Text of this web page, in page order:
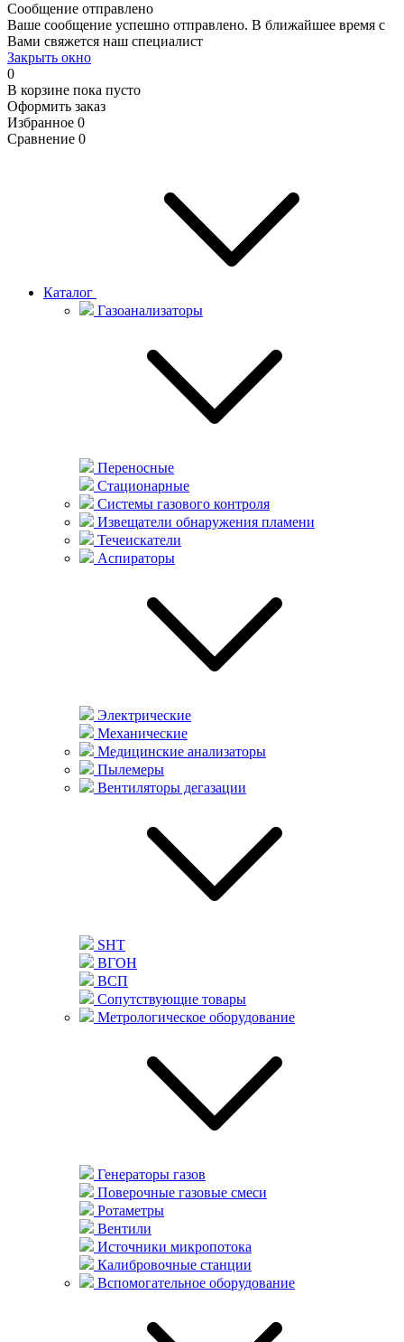
Сообщение отправлено
Ваше сообщение успешно отправлено. В ближайшее время с
Вами свяжется наш специалист
Закрыть окно
0
В корзине пока пусто
Оформить заказ
Избранное 0
Сравнение 0
Каталог
Газоанализаторы
Переносные
Стационарные
Системы газового контроля
Извещатели обнаружения пламени
Течеискатели
Аспираторы
Электрические
Механические
Медицинские анализаторы
Пылемеры
Вентиляторы дегазации
SHT
ВГОН
ВСП
Сопутствующие товары
Метрологическое оборудование
Генераторы газов
Поверочные газовые смеси
Ротаметры
Вентили
Источники микропотока
Калибровочные станции
Вспомогательное оборудование